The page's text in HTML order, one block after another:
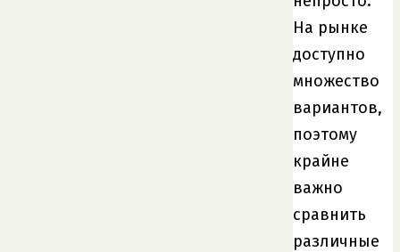
На рынке
доступно
множество
вариантов,
поэтому
крайне
важно
сравнить
различные